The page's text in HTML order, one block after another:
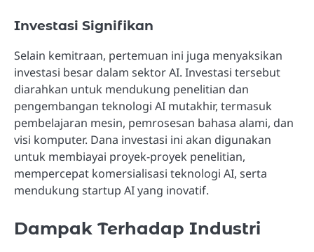
Investasi Signifikan
Selain kemitraan, pertemuan ini juga menyaksikan
investasi besar dalam sektor AI. Investasi tersebut
diarahkan untuk mendukung penelitian dan
pengembangan teknologi AI mutakhir, termasuk
pembelajaran mesin, pemrosesan bahasa alami, dan
visi komputer. Dana investasi ini akan digunakan
untuk membiayai proyek-proyek penelitian,
mempercepat komersialisasi teknologi AI, serta
mendukung startup AI yang inovatif.
Dampak Terhadap Industri